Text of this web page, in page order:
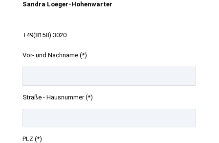
Sandra Loeger-Hohenwarter
+49(8158) 3020
Vor- und Nachname (*)
Straße - Hausnummer (*)
PLZ (*)